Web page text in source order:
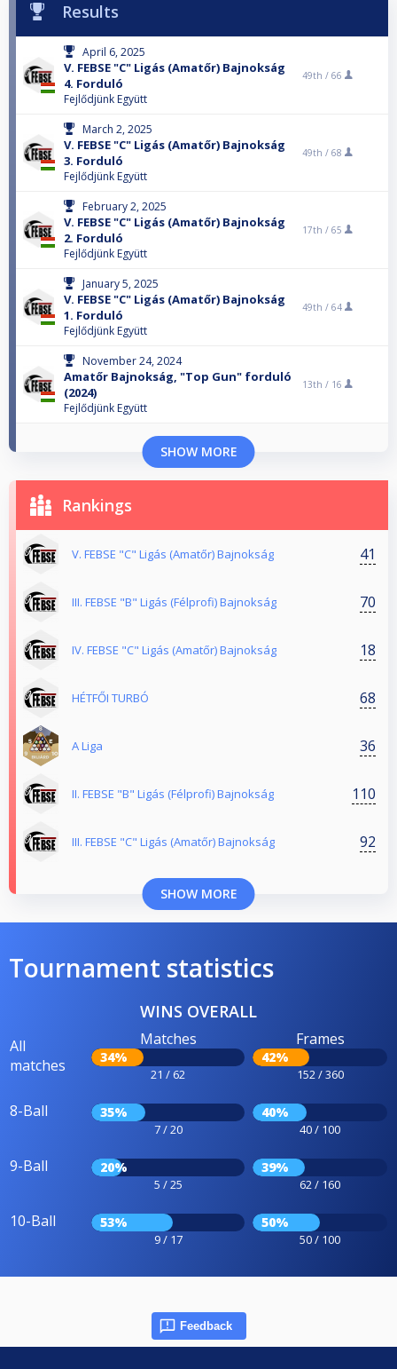
Results
April 6, 2025
V. FEBSE "C" Ligás (Amatőr) Bajnokság
4. Forduló
Fejlődjünk Együtt
49th / 66
March 2, 2025
V. FEBSE "C" Ligás (Amatőr) Bajnokság
3. Forduló
Fejlődjünk Együtt
49th / 68
February 2, 2025
V. FEBSE "C" Ligás (Amatőr) Bajnokság
2. Forduló
Fejlődjünk Együtt
17th / 65
January 5, 2025
V. FEBSE "C" Ligás (Amatőr) Bajnokság
1. Forduló
Fejlődjünk Együtt
49th / 64
November 24, 2024
Amatőr Bajnokság, "Top Gun" forduló
(2024)
Fejlődjünk Együtt
13th / 16
SHOW MORE
Rankings
V. FEBSE "C" Ligás (Amatőr) Bajnokság 41
III. FEBSE "B" Ligás (Félprofi) Bajnokság 70
IV. FEBSE "C" Ligás (Amatőr) Bajnokság 18
HÉTFŐI TURBÓ 68
A Liga 36
II. FEBSE "B" Ligás (Félprofi) Bajnokság 110
III. FEBSE "C" Ligás (Amatőr) Bajnokság 92
SHOW MORE
Tournament statistics
WINS OVERALL
All
matches
Matches
34%
21 / 62
Frames
42%
152 / 360
8-Ball 35%
7 / 20
40%
40 / 100
9-Ball 20%
5 / 25
39%
62 / 160
10-Ball 53%
9 / 17
50%
50 / 100
Feedback